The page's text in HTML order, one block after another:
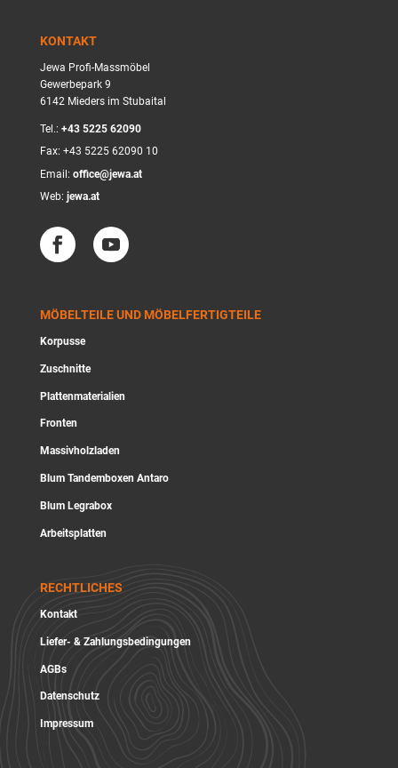
KONTAKT
Jewa Profi-Massmöbel
Gewerbepark 9
6142 Mieders im Stubaital
Tel.: +43 5225 62090
Fax: +43 5225 62090 10
Email: office@jewa.at
Web: jewa.at
MÖBELTEILE UND MÖBELFERTIGTEILE
Korpusse
Zuschnitte
Plattenmaterialien
Fronten
Massivholzladen
Blum Tandemboxen Antaro
Blum Legrabox
Arbeitsplatten
RECHTLICHES
Kontakt
Liefer- & Zahlungsbedingungen
AGBs
Datenschutz
Impressum